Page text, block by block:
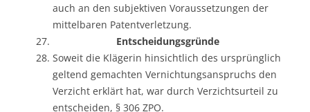
auch an den subjektiven Voraussetzungen der
mittelbaren Patentverletzung.
Entscheidungsgründe
Soweit die Klägerin hinsichtlich des ursprünglich
geltend gemachten Vernichtungsanspruchs den
Verzicht erklärt hat, war durch Verzichtsurteil zu
entscheiden, § 306 ZPO.